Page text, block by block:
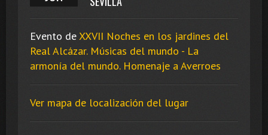
Evento deXXVII Noches en los jardines del
Real Alcázar. Músicas del mundo - La
armonía del mundo. Homenaje a Averroes
Ver mapa de localización del lugar